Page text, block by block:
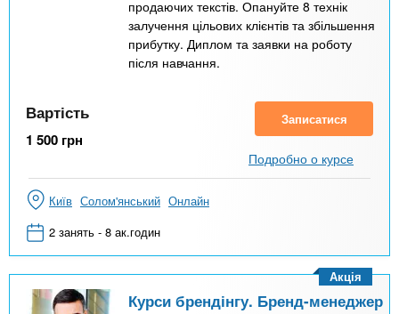
продаючих текстів. Опануйте 8 технік
залучення цільових клієнтів та збільшення
прибутку. Диплом та заявки на роботу
після навчання.
Вартість
1 500 грн
Записатися
Подробно о курсе
Київ Солом'янський Онлайн
2 занять - 8 ак.годин
Курси брендінгу. Бренд-менеджер
Акція